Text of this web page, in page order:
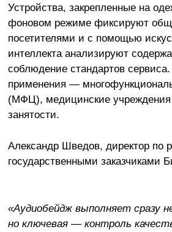
Устройства, закрепленные на
фоновом режиме фиксируют
посетителями и с помощью
интеллекта анализируют
соблюдение стандартов
применения —
(МФЦ), медицинские
занятости.
Александр Шведов, директор по
государственными заказчиками
«Аудиобейдж выполняет сразу
но ключевая — контроль